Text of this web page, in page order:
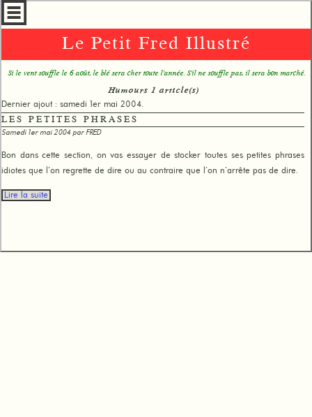
Le Petit Fred Illustré
Si le vent souffle le 6 août, le blé sera cher toute l'année. S'il ne souffle pas, il sera bon marché.
Humours 1 article(s)
Dernier ajout : samedi 1er mai 2004.
LES PETITES PHRASES
Samedi 1er mai 2004 parFRED
Bon dans cette section, on vas essayer de stocker toutes ses petites phrases
idiotes que l’on regrette de dire ou au contraire que l’on n’arrête pas de dire.
Lire la suite